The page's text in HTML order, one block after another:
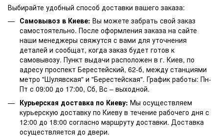
Выбирайте удобный способ доставки вашего заказа:
Самовывоз в Киеве: Вы можете забрать свой заказ
самостоятельно. После оформления заказа на сайте
наши менеджеры свяжутся с вами для уточнения
деталей и сообщат, когда заказ будет готов к
самовывозу. Пункт выдачи расположен в г. Киев, по
адресу проспект Берестейский, 62-б, между станциями
метро "Шулявская" и "Берестейская". График работы: Пн-
Пт с 09:00 до 17:00, Сб, Вс – выходной.
Курьерская доставка по Киеву: Мы осуществляем
курьерскую доставку по Киеву в течение рабочего дня с
12:00 до 18:00 согласно маршруту доставки. Доставка
осуществляется до двери.